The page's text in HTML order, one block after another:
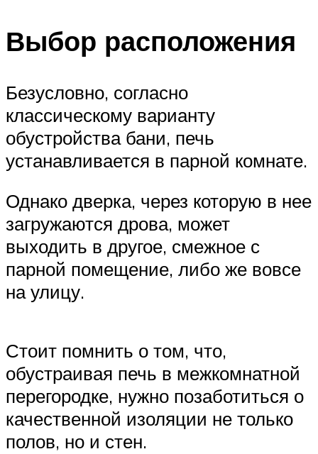
Выбор расположения
Безусловно, согласно
классическому варианту
обустройства бани, печь
устанавливается в парной комнате.
Однако дверка, через которую в нее
загружаются дрова, может
выходить в другое, смежное с
парной помещение, либо же вовсе
на улицу.
Стоит помнить о том, что,
обустраивая печь в межкомнатной
перегородке, нужно позаботиться о
качественной изоляции не только
полов, но и стен.